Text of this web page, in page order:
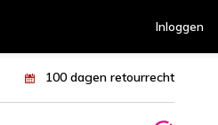
Inloggen
100 dagen retourrecht